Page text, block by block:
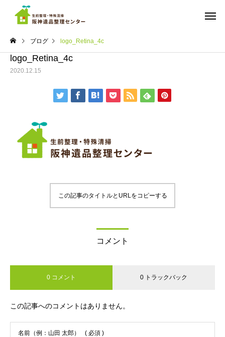
ちょっと広めのワンルーム
遺品整理 マンション
ブログ logo_Retina_4c
logo_Retina_4c
2020.12.15
この記事のタイトルとURLをコピーする
コメント
0 コメント 0 トラックバック
この記事へのコメントはありません。
名前（例：山田 太郎） ( 必須 )